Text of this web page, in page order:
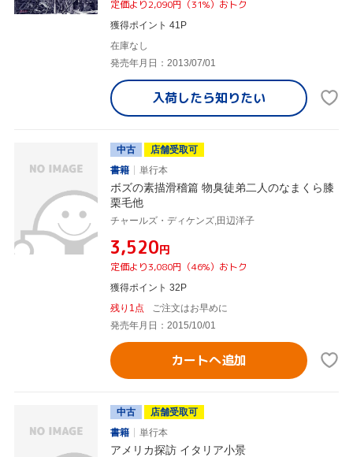
定価より2,090円（31%）おトク
獲得ポイント 41P
在庫なし
発売年月日：2013/07/01
入荷したら知りたい
中古
店舗受取可
書籍
単行本
ボズの素描滑稽篇 物臭徒弟二人のなまくら膝
栗毛他
チャールズ・ディケンズ,田辺洋子
¥3,520円
定価より3,080円（46%）おトク
獲得ポイント 32P
残り1点
ご注文はお早めに
発売年月日：2015/10/01
カートへ追加
中古
店舗受取可
書籍
単行本
アメリカ探訪 イタリア小景